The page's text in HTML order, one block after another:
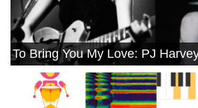
To Bring You My Love: PJ